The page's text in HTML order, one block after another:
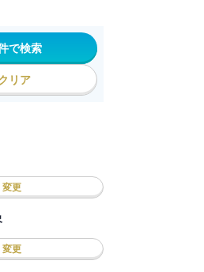
で検索
リア
変更
変更